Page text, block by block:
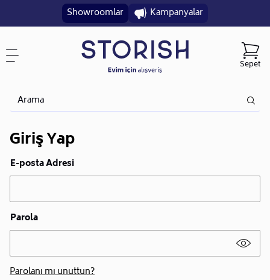
Showroomlar Kampanyalar
Sepet
Giriş Yap
E-posta Adresi
Parola
Parolanı mı unuttun?